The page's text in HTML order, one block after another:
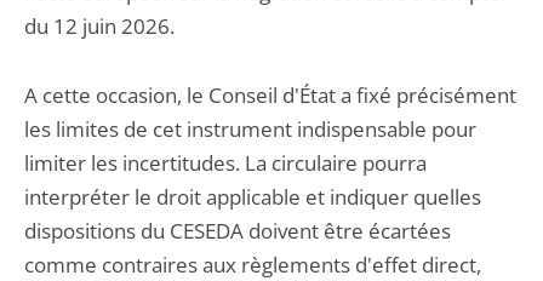
du 12 juin 2026.
A cette occasion, le Conseil d'État a fixé précisément
les limites de cet instrument indispensable pour
limiter les incertitudes. La circulaire pourra
interpréter le droit applicable et indiquer quelles
dispositions du CESEDA doivent être écartées
comme contraires aux règlements d'effet direct,